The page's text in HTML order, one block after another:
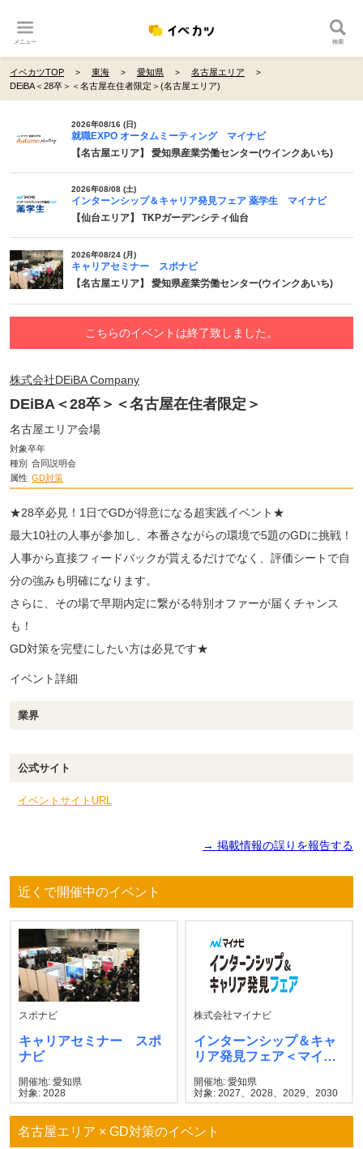
メニュー 検索
イベカツTOP 東海 愛知県
名古屋エリア
DEiBA＜28卒＞＜名古屋在住者限定＞(名古屋エリア)
2026年08/16 (日)
就職EXPO オータムミーティング マイナビ
【名古屋エリア】 愛知県産業労働センター(ウインクあいち)
2026年08/08 (土)
インターンシップ＆キャリア発見フェア 薬学生 マイナビ
【仙台エリア】 TKPガーデンシティ仙台
2026年08/24 (月)
キャリアセミナー スポナビ
【名古屋エリア】 愛知県産業労働センター(ウインクあいち)
こちらのイベントは終了致しました。
株式会社DEiBA Company
DEiBA＜28卒＞＜名古屋在住者限定＞
名古屋エリア会場
対象卒年
種別
合同説明会
属性 GD対策
★28卒必見！1日でGDが得意になる超実践イベント★
最大10社の人事が参加し、本番さながらの環境で5題のGDに挑戦！
人事から直接フィードバックが貰えるだけでなく、評価シートで自
分の強みも明確になります。
さらに、その場で早期内定に繋がる特別オファーが届くチャンス
も！
GD対策を完璧にしたい方は必見です★
イベント詳細
業界
公式サイト
イベントサイトURL
→ 掲載情報の誤りを報告する
近くで開催中のイベント
スポナビ
キャリアセミナー スポ
ナビ
開催地: 愛知県
対象: 2028
株式会社マイナビ
インターンシップ＆キャ
リア発見フェア＜マイナ
開催地: 愛知県
対象: 2027、2028、2029、2030
名古屋エリア × GD対策のイベント